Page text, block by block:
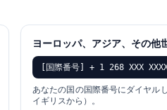
ヨーロッパ、アジア、その他
[国際番号] + 1 268 XXX
あなたの国の国際番号にダイヤル
イギリスから）。